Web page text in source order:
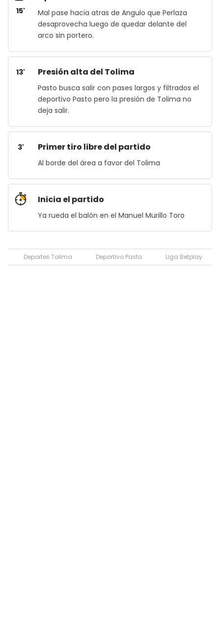
15'
Mal pase hacia atras de Angulo que Perlaza
desaprovecha luego de quedar delante del
arco sin portero.
13' Presión alta del Tolima
Pasto busca salir con pases largos y filtrados el
deportivo Pasto pero la presión de Tolima no
deja salir.
3' Primer tiro libre del partido
Al borde del área a favor del Tolima
Inicia el partido
Ya rueda el balón en el Manuel Murillo Toro
Deportes Tolima Deportivo Pasto Liga Betplay